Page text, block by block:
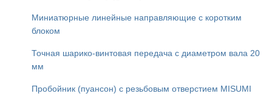
Миниатюрные линейные направляющие с коротким
блоком
Точная шарико-винтовая передача с диаметром вала 20
мм
Пробойник (пуансон) с резьбовым отверстием MISUMI